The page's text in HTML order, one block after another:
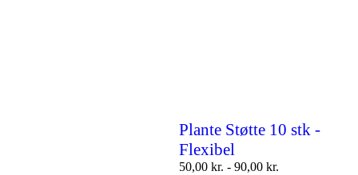
Plante Støtte 10 stk -
Flexibel
50,00 kr. - 90,00 kr.